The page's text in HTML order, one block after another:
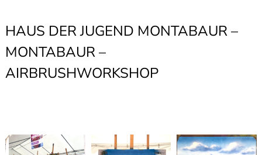
HAUS DER JUGEND MONTABAUR –
MONTABAUR –
AIRBRUSHWORKSHOP